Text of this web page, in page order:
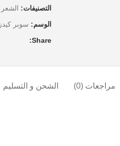
التصنيفات: الشعر
الوسم: سوبر كيدز
Share:
مراجعات (0) الشحن و التسليم